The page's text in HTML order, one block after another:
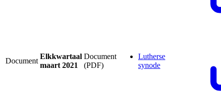
Document
Elkkwartaal
maart 2021
Document
(PDF)
Lutherse
synode